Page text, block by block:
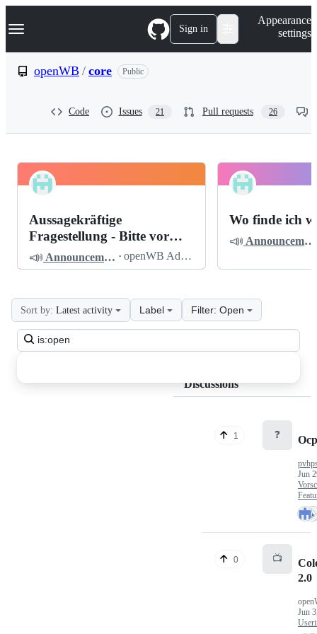
k
p
Navigation Menu Sign in
Appearance
settings
openWB / core Public
Code Issues 21 Pull requests 26
openWB
Discussions
Pinned
Aussagekräftige
Fragestellung - Bitte vor
dem Posten lesen
📣 Announcements · openWB Admin
Wo finde ich
📣 Announcements
Search
all
Sort by: Latest activity Label Filter: Open
Discussions
1 ❓
Jun
0 📺
2.0
Jun